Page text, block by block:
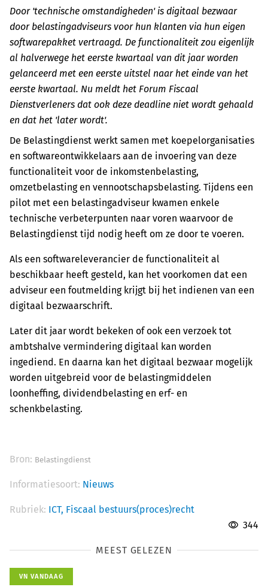
Door 'technische omstandigheden' is digitaal bezwaar
door belastingadviseurs voor hun klanten via hun eigen
softwarepakket vertraagd. De functionaliteit zou eigenlijk
al halverwege het eerste kwartaal van dit jaar worden
gelanceerd met een eerste uitstel naar het einde van het
eerste kwartaal. Nu meldt het Forum Fiscaal
Dienstverleners dat ook deze deadline niet wordt gehaald
en dat het 'later wordt'.
De Belastingdienst werkt samen met koepelorganisaties
en softwareontwikkelaars aan de invoering van deze
functionaliteit voor de inkomstenbelasting,
omzetbelasting en vennootschapsbelasting. Tijdens een
pilot met een belastingadviseur kwamen enkele
technische verbeterpunten naar voren waarvoor de
Belastingdienst tijd nodig heeft om ze door te voeren.
Als een softwareleverancier de functionaliteit al
beschikbaar heeft gesteld, kan het voorkomen dat een
adviseur een foutmelding krijgt bij het indienen van een
digitaal bezwaarschrift.
Later dit jaar wordt bekeken of ook een verzoek tot
ambtshalve vermindering digitaal kan worden
ingediend. En daarna kan het digitaal bezwaar mogelijk
worden uitgebreid voor de belastingmiddelen
loonheffing, dividendbelasting en erf- en
schenkbelasting.
Bron: Belastingdienst
Informatiesoort: Nieuws
Rubriek: ICT, Fiscaal bestuurs(proces)recht
344
MEEST GELEZEN
VN VANDAAG